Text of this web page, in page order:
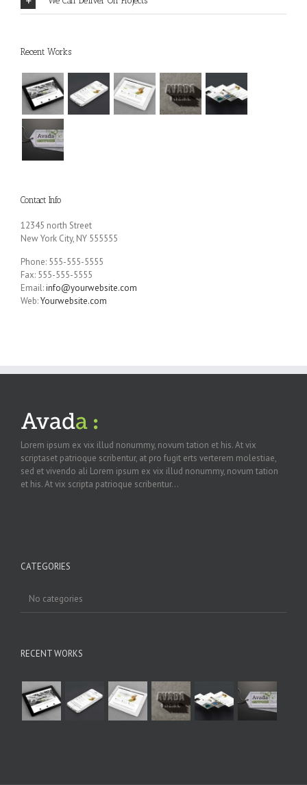
Recent Works
Contact Info
12345 north Street
New York City, NY 555555
Phone: 555-555-5555
Fax: 555-555-5555
Email:info@yourwebsite.com
Web:Yourwebsite.com
Lorem ipsum ex vix illud nonummy, novum tation et his. At vix
scriptaset patrioque scribentur, at pro fugit erts verterem molestiae,
sed et vivendo ali Lorem ipsum ex vix illud nonummy, novum tation
et his. At vix scripta patrioque scribentur...
CATEGORIES
No categories
RECENT WORKS